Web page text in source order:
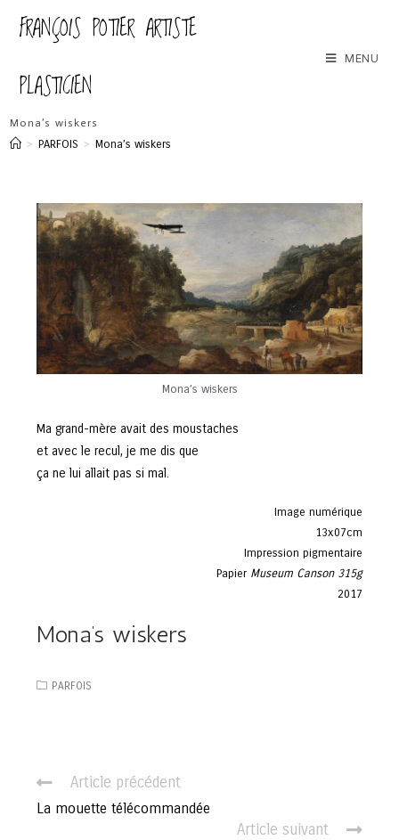
FRANÇOIS POTIER ARTISTE
PLASTICIEN
MENU
Mona’s wiskers
> PARFOIS > Mona’s wiskers
Mona’s wiskers
Ma grand-mère avait des moustaches
et avec le recul, je me dis que
ça ne lui allait pas si mal.
Image numérique
13x07cm
Impression pigmentaire
Papier Museum Canson 315g
2017
Mona’s wiskers
PARFOIS
C
o
Article précédent
La mouette télécommandée
Article suivant